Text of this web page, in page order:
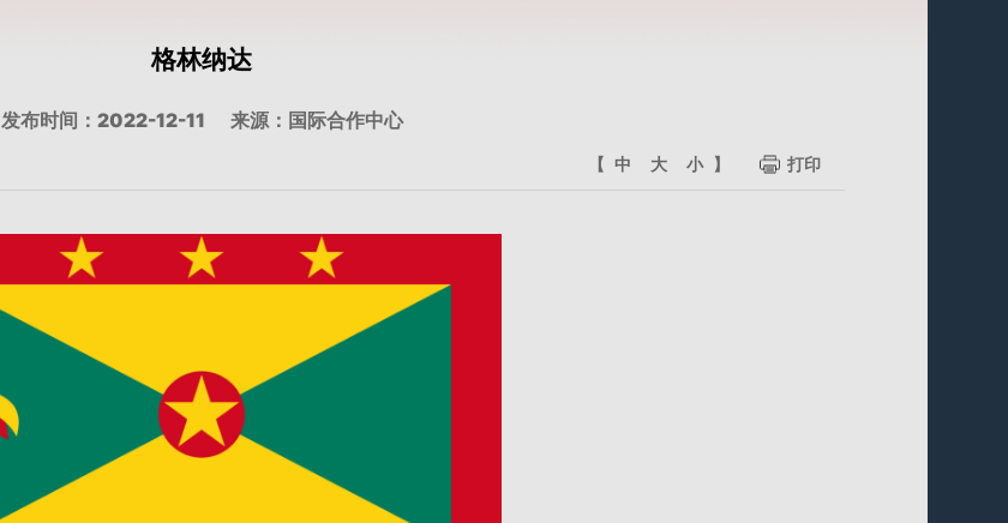
格林纳达
发布时间：2022-12-11 来源：国际合作中心
【 中 大 小 】 打印